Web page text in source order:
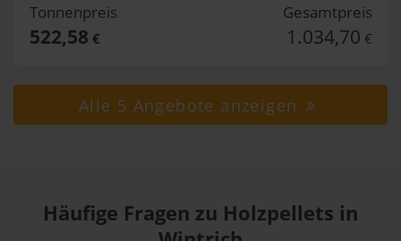
Tonnenpreis
522,58 €
Gesamtpreis
1.034,70 €
Alle 5 Angebote anzeigen
Häufige Fragen zu Holzpellets in